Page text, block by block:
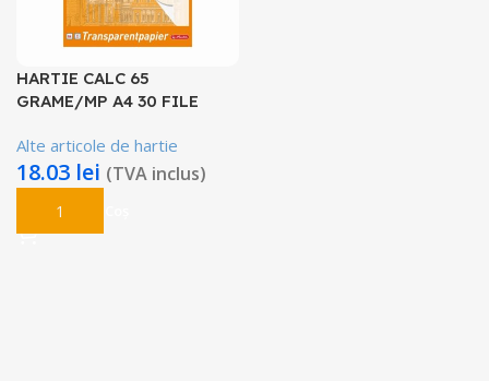
HARTIE CALC 65
GRAME/MP A4 30 FILE
Alte articole de hartie
18.03 lei (TVA inclus)
Adaugă În Coș